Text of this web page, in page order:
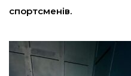
політика
спортсменів.